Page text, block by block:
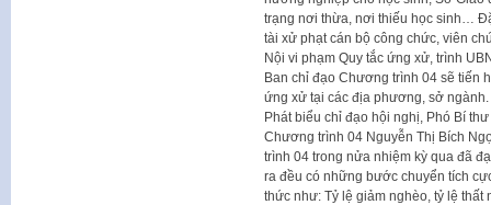
trạng nơi thừa, nơi thiếu học sinh…
tài xử phạt cán bộ công chức, viên
Nội vi phạm Quy tắc ứng xử, trình
Ban chỉ đạo Chương trình 04 sẽ tiến
ứng xử tại các địa phương, sở ngành.
Phát biểu chỉ đạo hội nghị, Phó Bí
Chương trình 04 Nguyễn Thị Bích
trình 04 trong nửa nhiệm kỳ qua đã
ra đều có những bước chuyển tích
thức như: Tỷ lệ giảm nghèo, tỷ lệ